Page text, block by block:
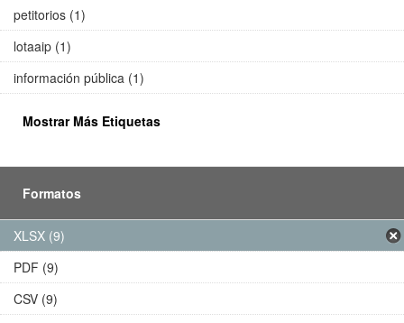
petitorios (1)
lotaaip (1)
información pública (1)
Mostrar Más Etiquetas
Formatos
XLSX (9)
PDF (9)
CSV (9)